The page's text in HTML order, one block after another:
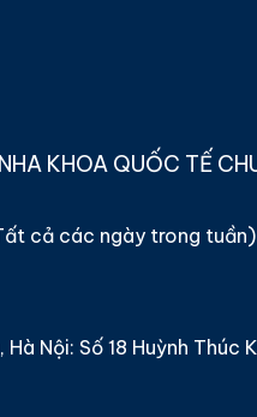
KHOA QUỐC TẾ
cả các ngày trong tuần)
Nội: Số 18 Huỳnh Thúc